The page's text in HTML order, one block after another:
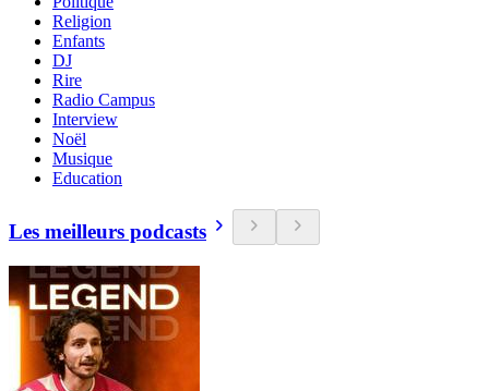
Religion
Enfants
DJ
Rire
Radio Campus
Interview
Noël
Musique
Education
Les meilleurs podcasts